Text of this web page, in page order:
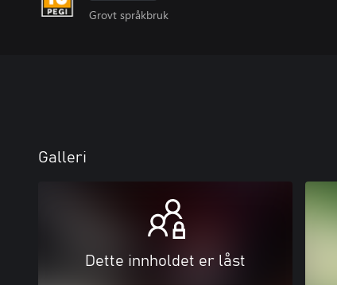
Grovt språkbruk
Galleri
Dette innholdet er låst